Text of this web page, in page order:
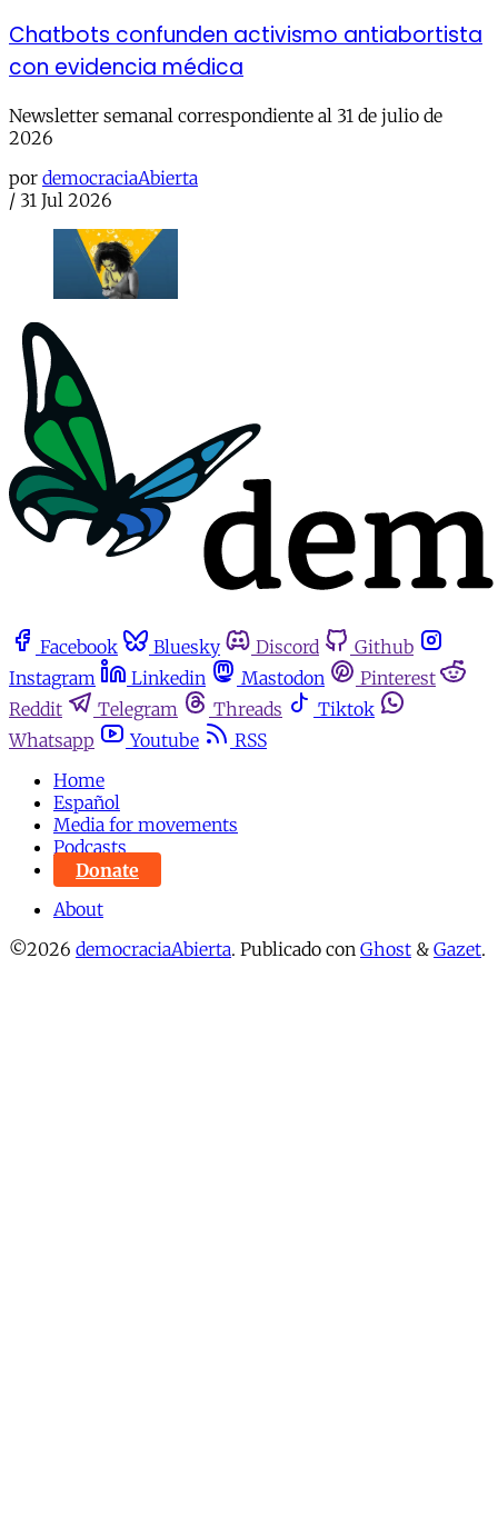
Chatbots confunden activismo antiabortista
con evidencia médica
Newsletter semanal correspondiente al 31 de julio de
2026
por democraciaAbierta
/ 31 Jul 2026
Facebook Bluesky Discord
Github
Instagram
Linkedin Mastodon
Pinterest
Reddit
Telegram Threads
Tiktok
Whatsapp
Youtube
RSS
Home
Español
Media for movements
Podcasts
Donate
About
©2026 democraciaAbierta. Publicado con Ghost & Gazet.